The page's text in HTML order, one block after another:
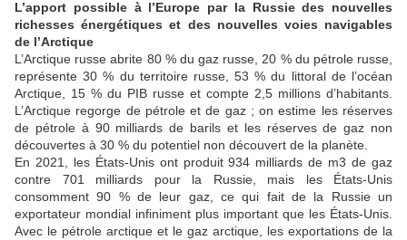
L’apport possible à l’Europe par la Russie des nouvelles
richesses énergétiques et des nouvelles voies navigables
de l’Arctique
L’Arctique russe abrite 80 % du gaz russe, 20 % du pétrole russe,
représente 30 % du territoire russe, 53 % du littoral de l’océan
Arctique, 15 % du PIB russe et compte 2,5 millions d’habitants.
L’Arctique regorge de pétrole et de gaz ; on estime les réserves
de pétrole à 90 milliards de barils et les réserves de gaz non
découvertes à 30 % du potentiel non découvert de la planète.
En 2021, les États-Unis ont produit 934 milliards de m3 de gaz
contre 701 milliards pour la Russie, mais les États-Unis
consomment 90 % de leur gaz, ce qui fait de la Russie un
exportateur mondial infiniment plus important que les États-Unis.
Avec le pétrole arctique et le gaz arctique, les exportations de la